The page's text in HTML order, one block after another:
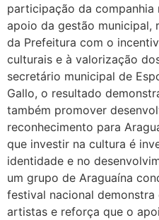
participação da
apoio da gestão municipal,
da Prefeitura com o
culturais e à valorização
secretário municipal de
Gallo, o resultado
também promover
reconhecimento para
que investir na cultura é
identidade e no
um grupo de Araguaína
festival nacional
artistas e reforça que o